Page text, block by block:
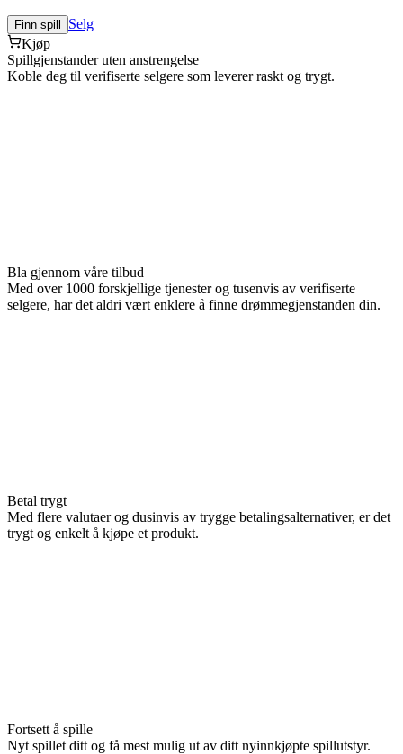
Finn spill
Selg
Kjøp
Spillgjenstander uten anstrengelse
Koble deg til verifiserte selgere som leverer raskt og trygt.
Bla gjennom våre tilbud
Med over 1000 forskjellige tjenester og tusenvis av verifiserte
selgere, har det aldri vært enklere å finne drømmegjenstanden din.
Betal trygt
Med flere valutaer og dusinvis av trygge betalingsalternativer, er det
trygt og enkelt å kjøpe et produkt.
Fortsett å spille
Nyt spillet ditt og få mest mulig ut av ditt nyinnkjøpte spillutstyr.